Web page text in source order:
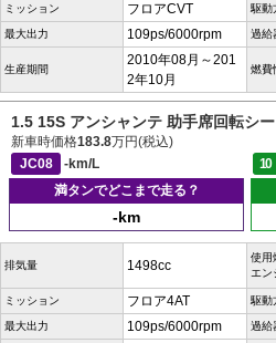
ミッション フロアCVT 駆動
最大出力 109ps/6000rpm 過給
生産期間
2010年08月～201
2年10月
燃費
1.5 15S アンシャンテ 助手席回転シ
新車時価格183.8万円(税込)
JC08
-km/L 10
満タンでどこまで走る？
-km
排気量 1498cc
使用
エン
ミッション フロア4AT 駆動
最大出力 109ps/6000rpm 過給